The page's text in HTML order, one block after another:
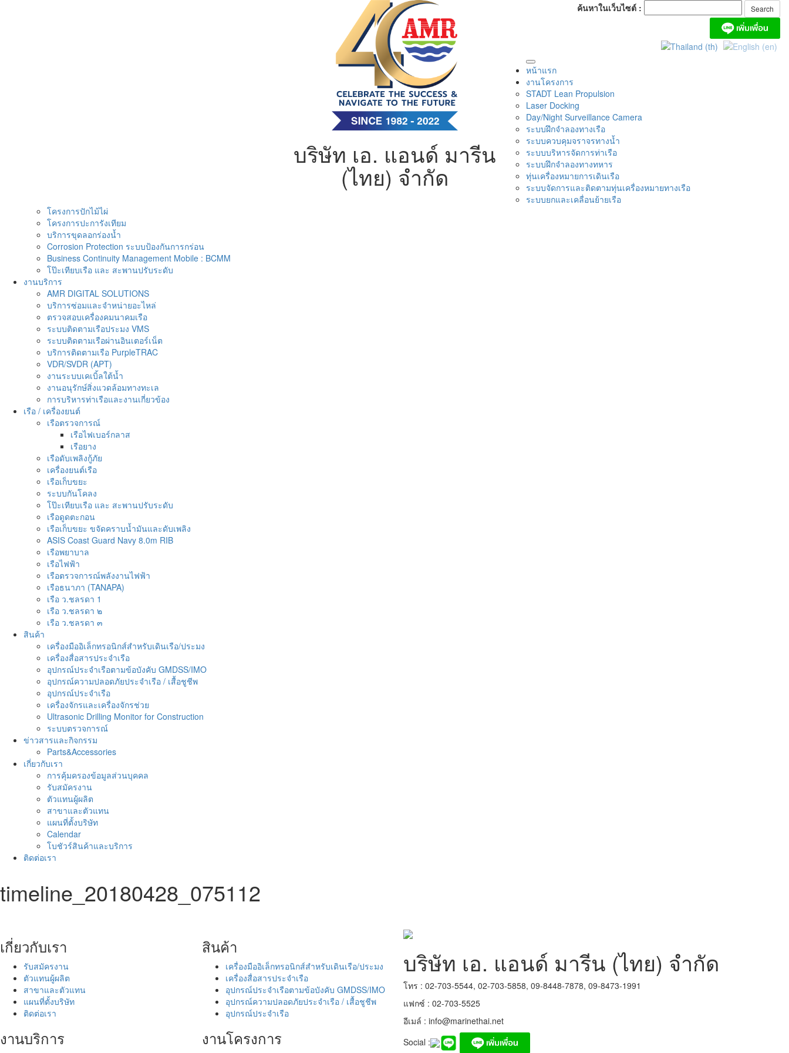
บริษัท เอ. แอนด์ มารีน
(ไทย) จำกัด
ค้นหาในเว็บไซต์ :
หน้าแรก
งานโครงการ
STADT Lean Propulsion
Laser Docking
Day/Night Surveillance Camera
ระบบฝึกจำลองทางเรือ
ระบบควบคุมจราจรทางน้ำ
ระบบบริหารจัดการท่าเรือ
ระบบฝึกจำลองทางทหาร
ทุ่นเครื่องหมายการเดินเรือ
ระบบจัดการและติดตามทุ่นเครื่องหมายทางเรือ
ระบบยกและเคลื่อนย้ายเรือ
โครงการปักไม้ไผ่
โครงการปะการังเทียม
บริการขุดลอกร่องน้ำ
Corrosion Protection ระบบป้องกันการกร่อน
Business Continuity Management Mobile : BCMM
โป๊ะเทียบเรือ และ สะพานปรับระดับ
งานบริการ
AMR DIGITAL SOLUTIONS
บริการซ่อมและจำหน่ายอะไหล่
ตรวจสอบเครื่องคมนาคมเรือ
ระบบติดตามเรือประมง VMS
ระบบติดตามเรือผ่านอินเตอร์เน็ต
บริการติดตามเรือ PurpleTRAC
VDR/SVDR (APT)
งานระบบเคเบิ้ลใต้น้ำ
งานอนุรักษ์สิ่งแวดล้อมทางทะเล
การบริหารท่าเรือและงานเกี่ยวข้อง
เรือ / เครื่องยนต์
เรือตรวจการณ์
เรือไฟเบอร์กลาส
เรือยาง
เรือดับเพลิงกู้ภัย
เครื่องยนต์เรือ
เรือเก็บขยะ
ระบบกันโคลง
โป๊ะเทียบเรือ และ สะพานปรับระดับ
เรือดูดตะกอน
เรือเก็บขยะ ขจัดคราบน้ำมันและดับเพลิง
ASIS Coast Guard Navy 8.0m RIB
เรือพยาบาล
เรือไฟฟ้า
เรือตรวจการณ์พลังงานไฟฟ้า
เรือธนาภา (TANAPA)
เรือ ว.ชลรดา 1
เรือ ว.ชลรดา ๒
เรือ ว.ชลรดา ๓
สินค้า
เครื่องมืออิเล็กทรอนิกส์สำหรับเดินเรือ/ประมง
เครื่องสื่อสารประจำเรือ
อุปกรณ์ประจำเรือตามข้อบังคับ GMDSS/IMO
อุปกรณ์ความปลอดภัยประจำเรือ / เสื้อชูชีพ
อุปกรณ์ประจำเรือ
เครื่องจักรและเครื่องจักรช่วย
Ultrasonic Drilling Monitor for Construction
ระบบตรวจการณ์
ข่าวสารและกิจกรรม
Parts&Accessories
เกี่ยวกับเรา
การคุ้มครองข้อมูลส่วนบุคคล
รับสมัครงาน
ตัวแทนผู้ผลิต
สาขาและตัวแทน
แผนที่ตั้งบริษัท
Calendar
โบชัวร์สินค้าและบริการ
ติดต่อเรา
timeline_20180428_075112
เกี่ยวกับเรา
รับสมัครงาน
ตัวแทนผู้ผลิต
สาขาและตัวแทน
แผนที่ตั้งบริษัท
ติดต่อเรา
งานบริการ
สินค้า
เครื่องมืออิเล็กทรอนิกส์สำหรับเดินเรือ/ประมง
เครื่องสื่อสารประจำเรือ
อุปกรณ์ประจำเรือตามข้อบังคับ GMDSS/IMO
อุปกรณ์ความปลอดภัยประจำเรือ / เสื้อชูชีพ
อุปกรณ์ประจำเรือ
งานโครงการ
บริษัท เอ. แอนด์ มารีน (ไทย) จำกัด
โทร : 02-703-5544, 02-703-5858, 09-8448-7878, 09-8473-1991
แฟกซ์ : 02-703-5525
อีเมล์ : info@marinethai.net
Social :